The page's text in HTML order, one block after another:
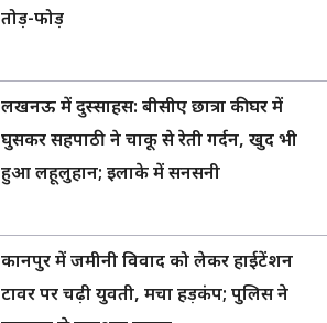
तोड़-फोड़
लखनऊ में दुस्साहस: बीसीए छात्रा की घर में
घुसकर सहपाठी ने चाकू से रेती गर्दन, खुद भी
हुआ लहूलुहान; इलाके में सनसनी
कानपुर में जमीनी विवाद को लेकर हाईटेंशन
टावर पर चढ़ी युवती, मचा हड़कंप; पुलिस ने